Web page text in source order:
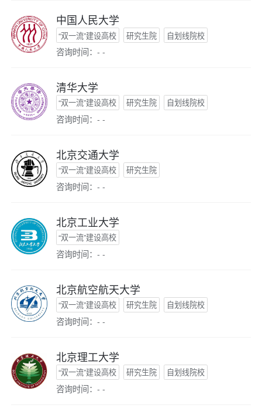
中国人民大学
“双一流”建设高校 研究生院 自划线院校
咨询时间：- -
清华大学
“双一流”建设高校 研究生院 自划线院校
咨询时间：- -
北京交通大学
“双一流”建设高校 研究生院
咨询时间：- -
北京工业大学
“双一流”建设高校
咨询时间：- -
北京航空航天大学
“双一流”建设高校 研究生院 自划线院校
咨询时间：- -
北京理工大学
“双一流”建设高校 研究生院 自划线院校
咨询时间：- -